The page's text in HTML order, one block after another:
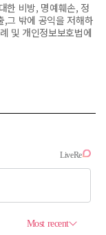
한 비방, 명예훼손, 정
,그 밖에 공익을 저해하
및 개인정보보호법에